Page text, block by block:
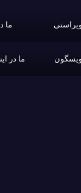
ما
ویسگون ما در